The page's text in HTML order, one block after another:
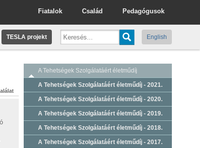
Pedagógusok
Család
Fiatalok
TESLA projekt English
A Tehetségek Szolgálatáért életműdíj
A Tehetségek Szolgálatáért életműdíj - 2021.
A Tehetségek Szolgálatáért életműdíj - 2020.
A Tehetségek Szolgálatáért életműdíj - 2019.
A Tehetségek Szolgálatáért életműdíj - 2018.
A Tehetségek Szolgálatáért életműdíj - 2017.